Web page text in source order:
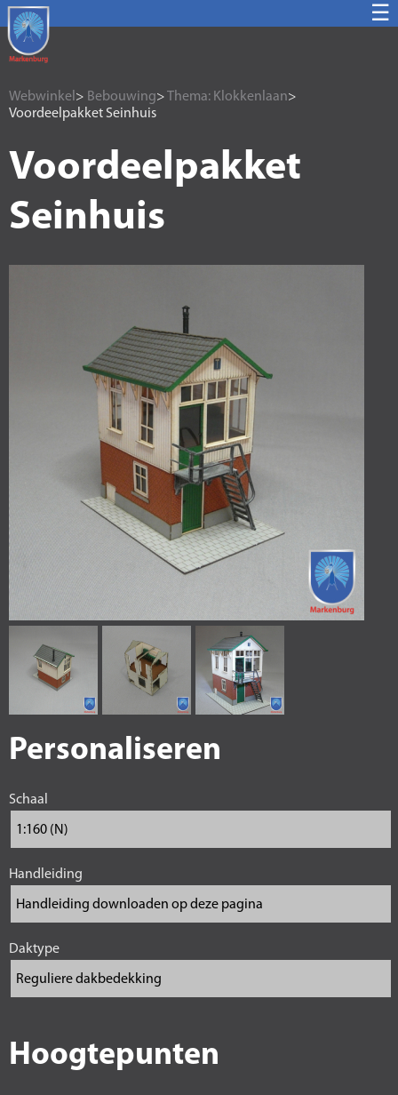
☰
Webwinkel > Bebouwing> Thema: Klokkenlaan>
Voordeelpakket Seinhuis
Voordeelpakket
Seinhuis
Personaliseren
Schaal
Handleiding
Daktype
Hoogtepunten